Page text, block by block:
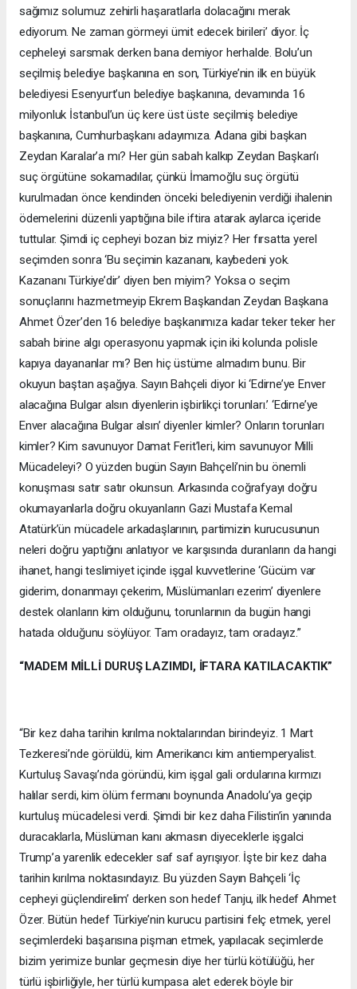
sağımız solumuz zehirli haşaratlarla dolacağını merak
ediyorum. Ne zaman görmeyi ümit edecek birileri’ diyor. İç
cepheleyi sarsmak derken bana demiyor herhalde. Bolu’un
seçilmiş belediye başkanına en son, Türkiye’nin ilk en büyük
belediyesi Esenyurt’un belediye başkanına, devamında 16
milyonluk İstanbul’un üç kere üst üste seçilmiş belediye
başkanına, Cumhurbaşkanı adayımıza. Adana gibi başkan
Zeydan Karalar’a mı? Her gün sabah kalkıp Zeydan Başkan’ı
suç örgütüne sokamadılar, çünkü İmamoğlu suç örgütü
kurulmadan önce kendinden önceki belediyenin verdiği ihalenin
ödemelerini düzenli yaptığına bile iftira atarak aylarca içeride
tuttular. Şimdi iç cepheyi bozan biz miyiz? Her fırsatta yerel
seçimden sonra ‘Bu seçimin kazananı, kaybedeni yok.
Kazananı Türkiye’dir’ diyen ben miyim? Yoksa o seçim
sonuçlarını hazmetmeyip Ekrem Başkandan Zeydan Başkana
Ahmet Özer’den 16 belediye başkanımıza kadar teker teker her
sabah birine algı operasyonu yapmak için iki kolunda polisle
kapıya dayananlar mı? Ben hiç üstüme almadım bunu. Bir
okuyun baştan aşağıya. Sayın Bahçeli diyor ki ‘Edirne’ye Enver
alacağına Bulgar alsın diyenlerin işbirlikçi torunları.’ ‘Edirne’ye
Enver alacağına Bulgar alsın’ diyenler kimler? Onların torunları
kimler? Kim savunuyor Damat Ferit’leri, kim savunuyor Milli
Mücadeleyi? O yüzden bugün Sayın Bahçeli’nin bu önemli
konuşması satır satır okunsun. Arkasında coğrafyayı doğru
okumayanlarla doğru okuyanların Gazi Mustafa Kemal
Atatürk’ün mücadele arkadaşlarının, partimizin kurucusunun
neleri doğru yaptığını anlatıyor ve karşısında duranların da hangi
ihanet, hangi teslimiyet içinde işgal kuvvetlerine ‘Gücüm var
giderim, donanmayı çekerim, Müslümanları ezerim’ diyenlere
destek olanların kim olduğunu, torunlarının da bugün hangi
hatada olduğunu söylüyor. Tam oradayız, tam oradayız.”
“MADEM MİLLİ DURUŞ LAZIMDI, İFTARA KATILACAKTIK”
“Bir kez daha tarihin kırılma noktalarından birindeyiz. 1 Mart
Tezkeresi’nde görüldü, kim Amerikancı kim antiemperyalist.
Kurtuluş Savaşı’nda göründü, kim işgal gali ordularına kırmızı
halılar serdi, kim ölüm fermanı boynunda Anadolu’ya geçip
kurtuluş mücadelesi verdi. Şimdi bir kez daha Filistin’in yanında
duracaklarla, Müslüman kanı akmasın diyeceklerle işgalci
Trump’a yarenlik edecekler saf saf ayrışıyor. İşte bir kez daha
tarihin kırılma noktasındayız. Bu yüzden Sayın Bahçeli ‘İç
cepheyi güçlendirelim’ derken son hedef Tanju, ilk hedef Ahmet
Özer. Bütün hedef Türkiye’nin kurucu partisini felç etmek, yerel
seçimlerdeki başarısına pişman etmek, yapılacak seçimlerde
bizim yerimize bunlar geçmesin diye her türlü kötülüğü, her
türlü işbirliğiyle, her türlü kumpasa alet ederek böyle bir